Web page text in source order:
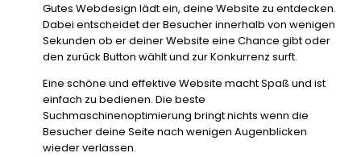
Gutes Webdesign lädt ein, deine Website zu entdecken.
Dabei entscheidet der Besucher innerhalb von wenigen
Sekunden ob er deiner Website eine Chance gibt oder
den zurück Button wählt und zur Konkurrenz surft.
Eine schöne und effektive Website macht Spaß und ist
einfach zu bedienen. Die beste
Suchmaschinenoptimierung bringt nichts wenn die
Besucher deine Seite nach wenigen Augenblicken
wieder verlassen.